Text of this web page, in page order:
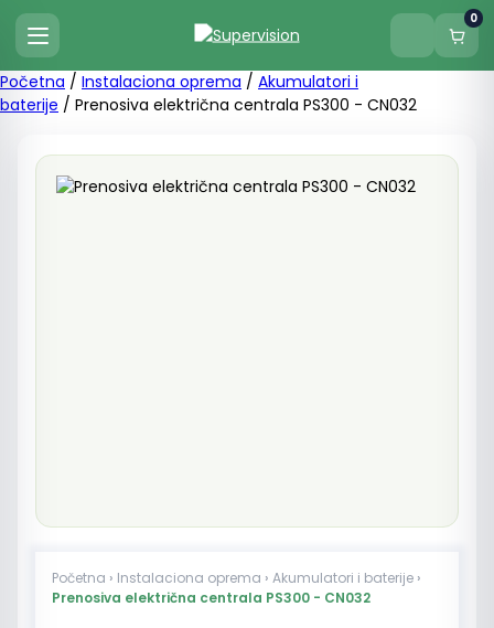
0
Početna / Instalaciona oprema / Akumulatori i
baterije / Prenosiva električna centrala PS300 - CN032
Početna › Instalaciona oprema › Akumulatori i baterije ›
Prenosiva električna centrala PS300 - CN032